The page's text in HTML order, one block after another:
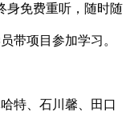
免费重听，随时随
带项目参加学习。
特、石川馨、田口